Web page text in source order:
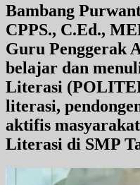
Bambang
CPPS., C.Ed.,
Guru Penggerak
belajar dan
Literasi
literasi,
aktifis
Literasi di SMP